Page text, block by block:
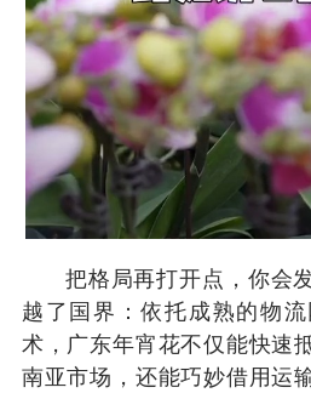
把格局再打开点，你会
越了国界：依托成熟的物
术，广东年宵花不仅能快速
南亚市场，还能巧妙借用运